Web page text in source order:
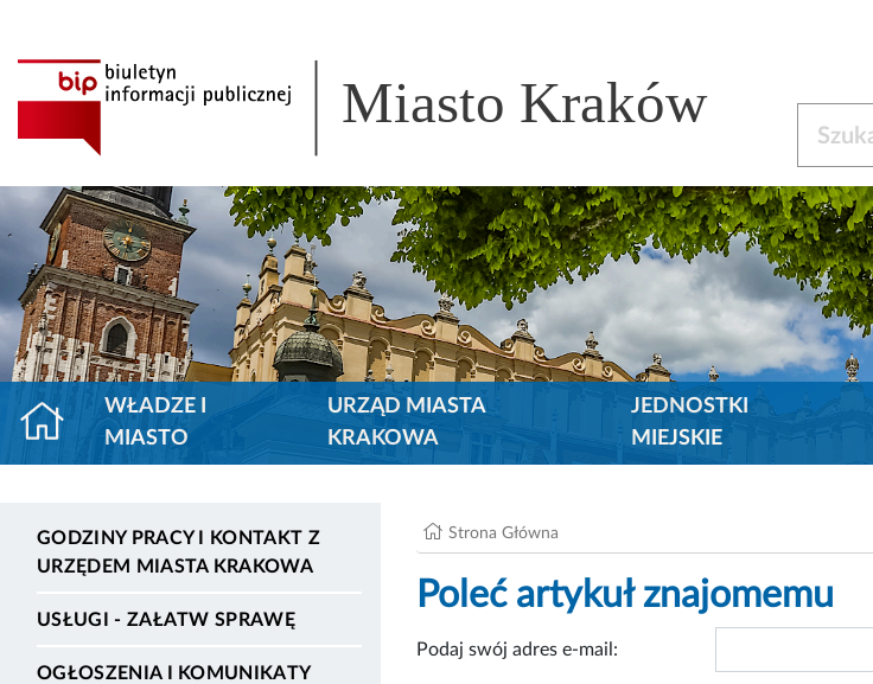
Miasto Kraków
WŁADZE I
MIASTO
URZĄD MIASTA
KRAKOWA
JEDNOSTKI
MIEJSKIE
GODZINY PRACY I KONTAKT Z
URZĘDEM MIASTA KRAKOWA
USŁUGI - ZAŁATW SPRAWĘ
OGŁOSZENIA I KOMUNIKATY
Strona Główna
Poleć artykuł znajomemu
Podaj swój adres e-mail: